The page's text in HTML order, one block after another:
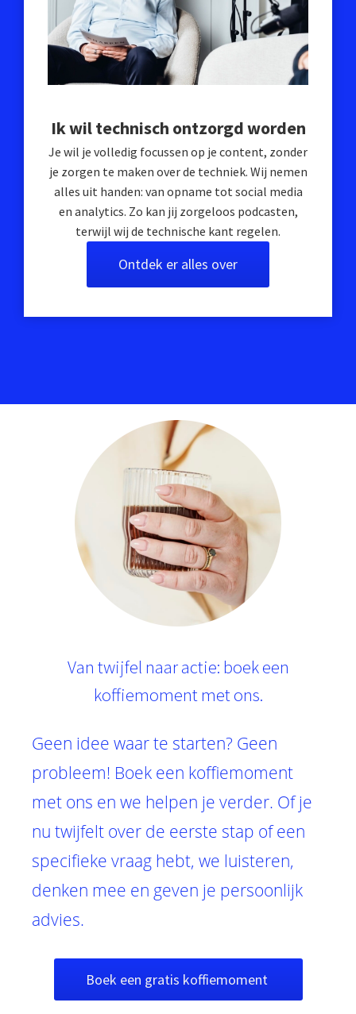
Ik wil technisch ontzorgd worden
Je wil je volledig focussen op je content, zonder
je zorgen te maken over de techniek. Wij nemen
alles uit handen: van opname tot social media
en analytics. Zo kan jij zorgeloos podcasten,
terwijl wij de technische kant regelen.
Ontdek er alles over
Van twijfel naar actie: boek een
koffiemoment met ons.
Geen idee waar te starten? Geen
probleem! Boek een koffiemoment
met ons en we helpen je verder. Of je
nu twijfelt over de eerste stap of een
specifieke vraag hebt, we luisteren,
denken mee en geven je persoonlijk
advies.
Boek een gratis koffiemoment